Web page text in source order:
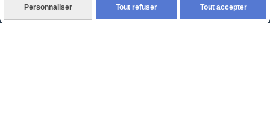
Personnaliser Tout refuser Tout accepter